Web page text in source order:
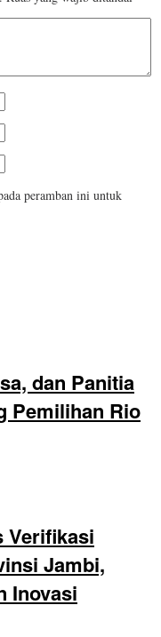
peramban ini untuk
dan Panitia
Pemilihan Rio
Verifikasi
Jambi,
Inovasi